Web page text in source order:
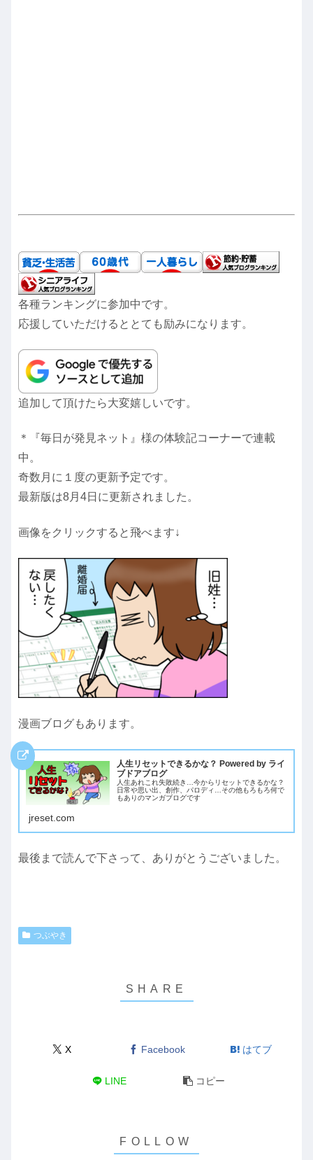
各種ランキングに参加中です。
応援していただけるととても励みになります。
追加して頂けたら大変嬉しいです。
＊『毎日が発見ネット』様の体験記コーナーで連載
中。
奇数月に１度の更新予定です。
最新版は8月4日に更新されました。
画像をクリックすると飛べます↓
漫画ブログもあります。
人生リセットできるかな？ Powered by ライ
ブドアブログ
人生あれこれ失敗続き…今からリセットできるかな？
日常や思い出、創作、パロディ…その他もろもろ何で
もありのマンガブログです
jreset.com
最後まで読んで下さって、ありがとうございました。
つぶやき
X Facebook はてブ
LINE コピー